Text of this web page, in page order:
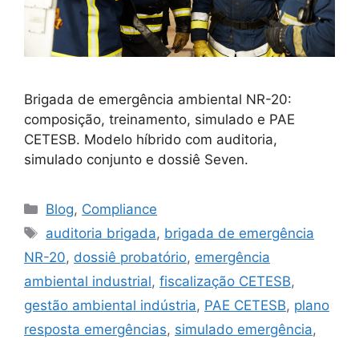
Brigada de emergência ambiental NR-20:
composição, treinamento, simulado e PAE
CETESB. Modelo híbrido com auditoria,
simulado conjunto e dossiê Seven.
Blog, Compliance
auditoria brigada, brigada de emergência
NR-20, dossiê probatório, emergência
ambiental industrial, fiscalização CETESB,
gestão ambiental indústria, PAE CETESB, plano
resposta emergências, simulado emergência,